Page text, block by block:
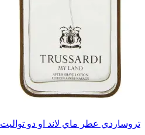
تروساردي عطر ماي لاند او دو تواليت